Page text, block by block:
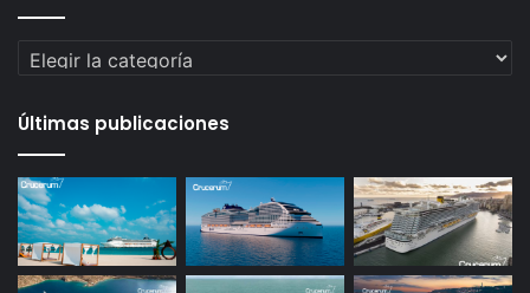
Categorías
Últimas publicaciones